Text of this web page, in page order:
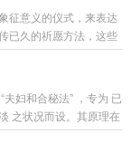
，以右手拇指与食指逐
缘天赐，红豆为证”二
内侧右上方...
征意义的仪式，来表达
已久的祈愿方法，这些
。一、红丝带祈缘法准
毛笔做法步骤：选用
月诚心祈愿，恳请月老
，除沐浴外不宜取下相
妇和合秘法” ，专为 已
之状况而设。其原理在
绳红布”为姻缘之纽带，